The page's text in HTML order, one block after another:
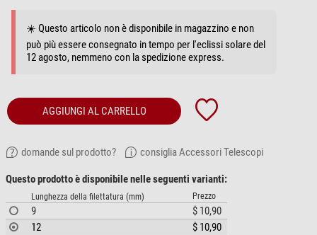
☀️ Questo articolo non è disponibile in magazzino e non
può più essere consegnato in tempo per l'eclissi solare del
12 agosto, nemmeno con la spedizione express.
AGGIUNGI AL CARRELLO
domande sul prodotto? consiglia Accessori Telescopi
Questo prodotto è disponibile nelle seguenti varianti:
Lunghezza della filettatura (mm) Prezzo
9
$ 10,90
12
$ 10,90